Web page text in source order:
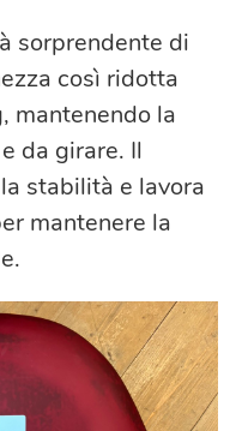
sorprendente di
così ridotta
mantenendo la
da girare. Il
stabilità e lavora
mantenere la